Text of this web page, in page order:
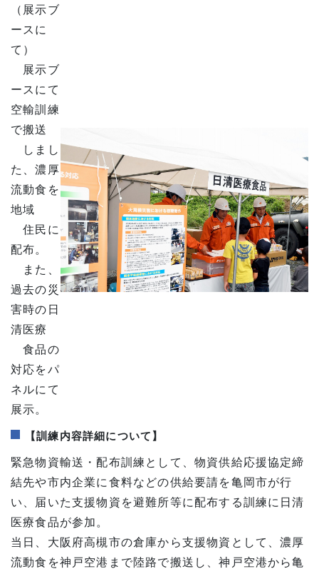
（展示ブ
ースに
て）
展示ブ
ースにて
空輸訓練
で搬送
しまし
た、濃厚
流動食を
地域
住民に
配布。
また、
過去の災
害時の日
清医療
食品の
対応をパ
ネルにて
展示。
【訓練内容詳細について】
緊急物資輸送・配布訓練として、物資供給応援協定締
結先や市内企業に食料などの供給要請を亀岡市が行
い、届いた支援物資を避難所等に配布する訓練に日清
医療食品が参加。
当日、大阪府高槻市の倉庫から支援物資として、濃厚
流動食を神戸空港まで陸路で搬送し、神戸空港から亀